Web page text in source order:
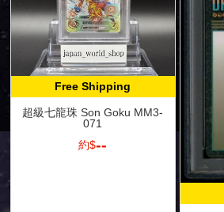
Free Shipping
超級七龍珠 Son Goku MM3-
071
約$--